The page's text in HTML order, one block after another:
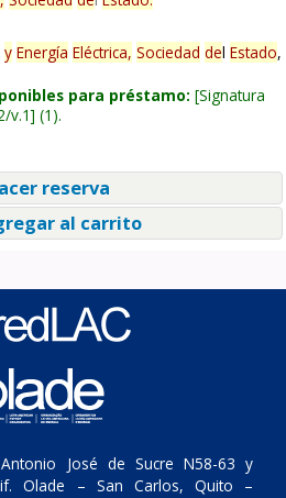
y Energía Eléctrica, Sociedad del Estado,
para préstamo: Signatura
v.1 (1).
reserva
al carrito
José de Sucre N58-63 y
Olade – San Carlos, Quito –